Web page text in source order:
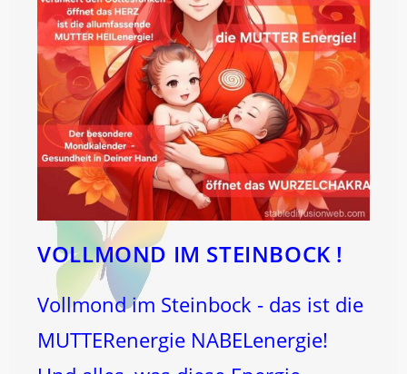
VOLLMOND IM STEINBOCK !
Vollmond im Steinbock - das ist die
MUTTERenergie NABELenergie!